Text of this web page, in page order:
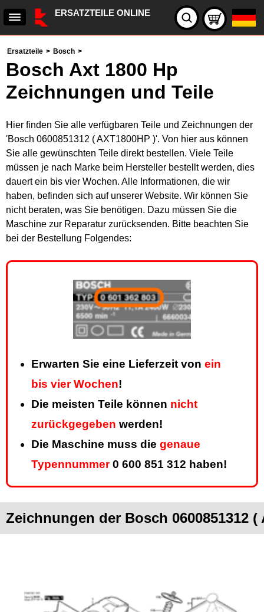
ERSATZTEILE ONLINE
Ersatzteile > Bosch >
Bosch Axt 1800 Hp
Zeichnungen und Teile
Hier finden Sie alle verfügbaren Teile und Zeichnungen der
'Bosch 0600851312 ( AXT1800HP )'. Von hier aus können
Sie alle gewünschten Teile direkt bestellen. Viele Teile
müssen je nach Marke beim Hersteller bestellt werden, dies
dauert ein bis vier Wochen. Alle Informationen, die wir
haben, befinden sich auf unserer Website. Wir können Sie
nicht beraten, was Sie benötigen. Dazu müssen Sie die
Maschine zur Reparatur zurücksenden. Bitte beachten Sie
bei der Bestellung Folgendes:
Erwarten Sie eine Lieferzeit von ein
bis vier Wochen!
Die meisten Teile können nicht
zurückgegeben werden!
Die Maschine muss die genaue
Typennummer0 600 851 312 haben!
Zeichnungen der Bosch 0600851312 (